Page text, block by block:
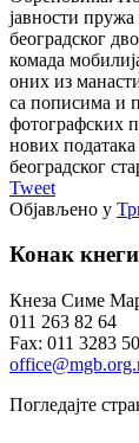
јавности
београдског
комада
оних из
са пописима и
фотографских
нових података
београдског
Tweet
Објављено у
Конак
Кнеза Симе
011 263 82 64
Fax: 011 3283
Погледајте